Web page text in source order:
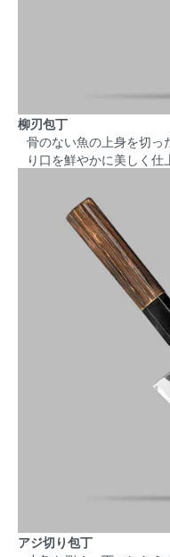
柳刃包丁
骨のない魚の上身を切っ
り口を鮮やかに美しく仕
アジ切り包丁